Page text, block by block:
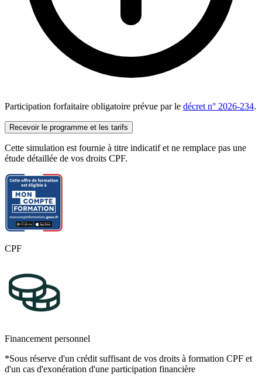
Participation forfaitaire obligatoire prévue par le décret n° 2026-234.
Recevoir le programme et les tarifs
Cette simulation est fournie à titre indicatif et ne remplace pas une
étude détaillée de vos droits CPF.
CPF
Financement personnel
*Sous réserve d'un crédit suffisant de vos droits à formation CPF et
d'un cas d'exonération d'une participation financière